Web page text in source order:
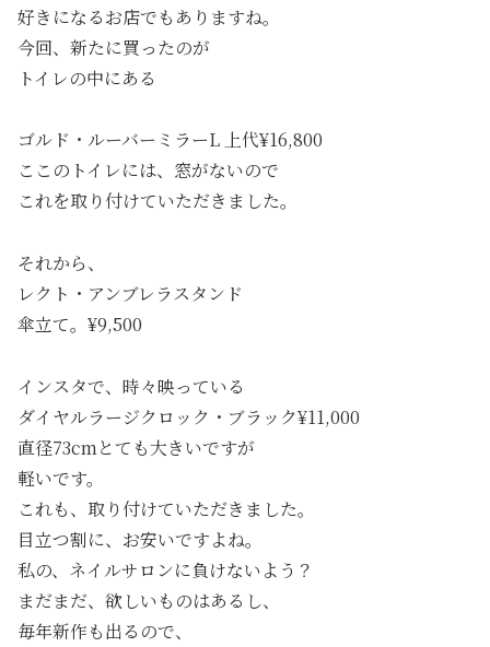
好きになるお店でもありますね。
今回、新たに買ったのが
トイレの中にある
ゴルド・ルーバーミラーL 上代¥16,800
ここのトイレには、窓がないので
これを取り付けていただきました。
それから、
レクト・アンブレラスタンド
傘立て。¥9,500
インスタで、時々映っている
ダイヤルラージクロック・ブラック¥11,000
直径73cmとても大きいですが
軽いです。
これも、取り付けていただきました。
目立つ割に、お安いですよね。
私の、ネイルサロンに負けないよう？
まだまだ、欲しいものはあるし、
毎年新作も出るので、